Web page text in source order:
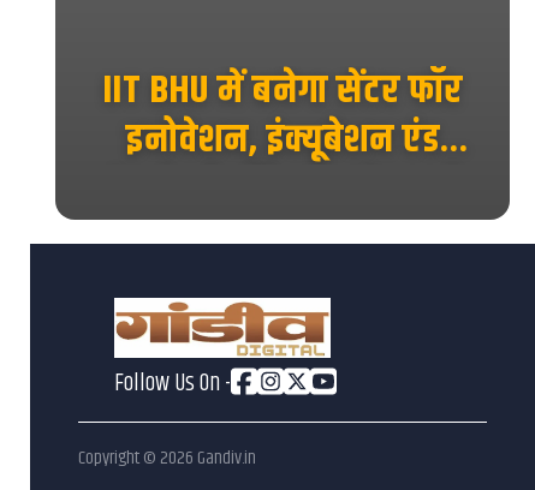
IIT BHU में बनेगा सेंटर फॉर
इनोवेशन, इंक्यूबेशन एंड
मिलेगा नया मंच...
Follow Us On -
Copyright © 2026 Gandiv.in